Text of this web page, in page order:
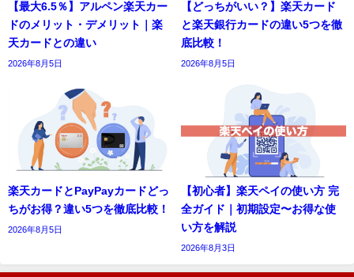
【最大6.5％】アルペン楽天カー
ドのメリット・デメリット｜楽
天カードとの違い
2026年8月5日
【どっちがいい？】楽天カード
と楽天銀行カードの違い5つを徹
底比較！
2026年8月5日
楽天カードとPayPayカードどっ
ちがお得？違い5つを徹底比較！
2026年8月5日
【初心者】楽天ペイの使い方 完
全ガイド｜初期設定〜お得な使
い方を解説
2026年8月3日